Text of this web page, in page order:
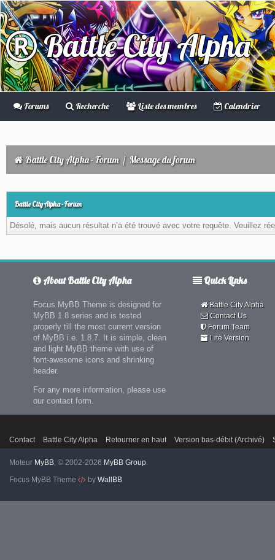
Battle City Alpha
Forums Recherche Liste des membres Calendrier
Battle City Alpha - Forum / Message du forum
Battle City Alpha - Forum
Désolé, mais aucun résultat n’a été trouvé avec votre requête. Veuillez
About Battle City Alpha
Focus MyBB Theme is designed for
MyBB 1.8 series and is tested
properly till the most current version
of MyBB i.e. 1.8.7. It is simple, clean
and light MyBB theme with use of
font-awesome icons and shrinking
header.
For any more information, please use
our contact form.
Quick Links
Battle City Alpha
Contact Us
Forum Team
Lite Version
Contact Battle City Alpha Retourner en haut Version bas-débit (Archivé)
Moteur MyBB, © 2002-2026 MyBB Group.
Focus MyBB Theme
by WallBB